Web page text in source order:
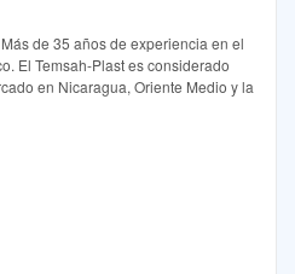
de 35 años de experiencia en el
El Temsah-Plast es considerado
en Nicaragua, Oriente Medio y la